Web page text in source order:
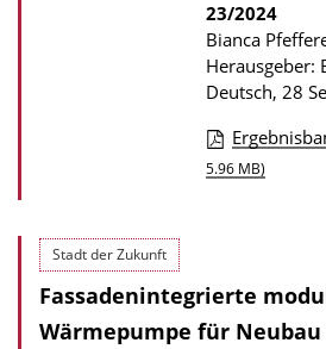
23/2024
Bianca
Herausgeber:
Deutsch, 28
D
l
o
5.96 MB)
Stadt der Zukunft
Fassadenintegrierte
Wärmepumpe für